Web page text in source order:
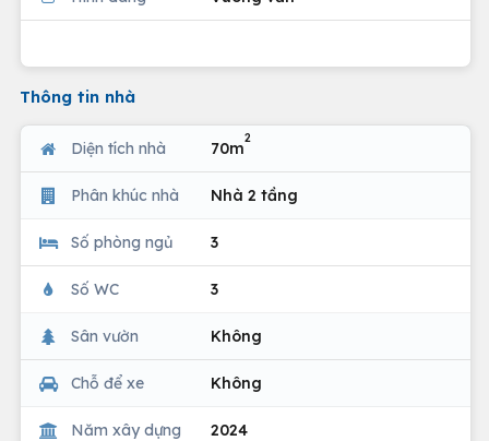
Thông tin nhà
Diện tích nhà 70m
2
Phân khúc nhà Nhà 2 tầng
Số phòng ngủ 3
Số WC 3
Sân vườn Không
Chỗ để xe Không
Năm xây dựng 2024